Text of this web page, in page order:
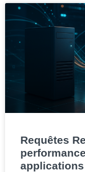
Requêtes
applications